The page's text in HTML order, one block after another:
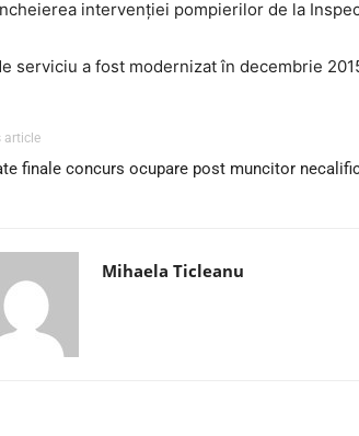
intervenției pompierilor de la
serviciu a fost modernizat în decembrie
article
finale concurs ocupare post muncitor
Mihaela Ticleanu